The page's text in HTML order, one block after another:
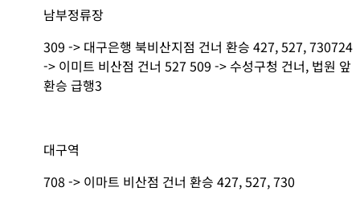
남부정류장
309 -> 대구은행 북비산지점 건너 환승 427, 527, 730724
-> 이미트 비산점 건너 527 509 -> 수성구청 건너, 법원 앞
환승 급행3
대구역
708 -> 이마트 비산점 건너 환승 427, 527, 730